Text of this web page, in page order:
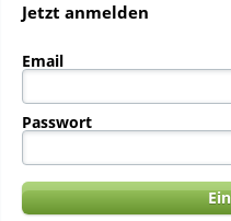
Jetzt anmelden
Email
Passwort